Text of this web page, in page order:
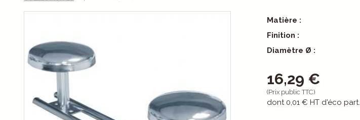
Matière :
Finition :
Diamètre Ø :
16,29 €
(Prix public TTC)
dont 0,01 € HT d'éco part.